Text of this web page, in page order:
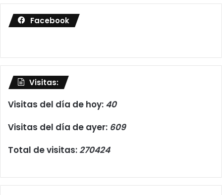
Facebook
Visitas:
Visitas del día de hoy: 40
Visitas del día de ayer: 609
Total de visitas: 270424